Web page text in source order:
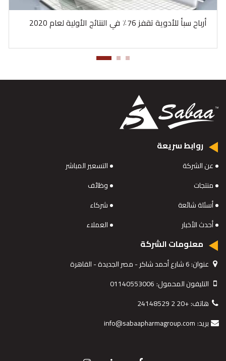
أرباح سبأ للأدوية تقفز 76٪ في النتائج الأولية لعام 2020
روابط سريعة
عن الشركة
التسعير المباشر
منتجات
وظائف
أسئلة شائعة
شركاء
أحدث الأخبار
العملاء
معلومات الشركة
عنوان:
التليفون المحمول:01140553006
هاتف:+20 2 24148529
بريد:info@sabaapharmagroup.com